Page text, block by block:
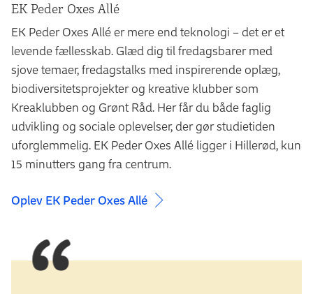
EK Peder Oxes Allé
EK Peder Oxes Allé er mere end teknologi – det er et
levende fællesskab. Glæd dig til fredagsbarer med
sjove temaer, fredagstalks med inspirerende oplæg,
biodiversitetsprojekter og kreative klubber som
Kreaklubben og Grønt Råd. Her får du både faglig
udvikling og sociale oplevelser, der gør studietiden
uforglemmelig. EK Peder Oxes Allé ligger i Hillerød, kun
15 minutters gang fra centrum.
Oplev EK Peder Oxes Allé